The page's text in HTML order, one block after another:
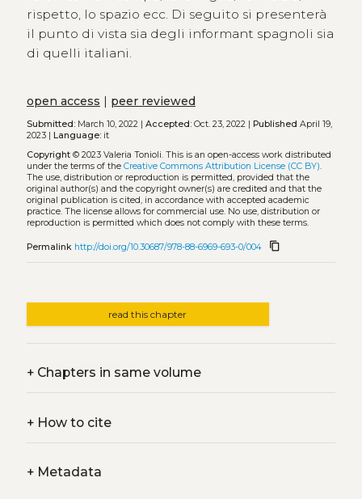
rispetto, lo spazio ecc. Di seguito si presenterà
il punto di vista sia degli informant spagnoli sia
di quelli italiani.
open access | peer reviewed
Submitted:March 10, 2022 | Accepted:Oct. 23, 2022 | Published April 19,
2023 | Language:it
Copyright© 2023 Valeria Tonioli. This is an open-access work distributed
under the terms of the Creative Commons Attribution License (CC BY).
The use, distribution or reproduction is permitted, provided that the
original author(s) and the copyright owner(s) are credited and that the
original publication is cited, in accordance with accepted academic
practice. The license allows for commercial use. No use, distribution or
reproduction is permitted which does not comply with these terms.
Permalink http://doi.org/10.30687/978-88-6969-693-0/004 content_copy
read this chapter
+Chapters in same volume
+How to cite
+Metadata